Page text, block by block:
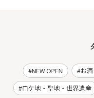
NEW OPEN お
ロケ地・聖地・世界遺産